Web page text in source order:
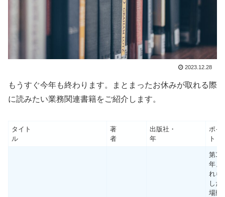
2023.12.28
もうすぐ今年も終わります。まとまったお休みが取れる際
に読みたい業務関連書籍をご紹介します。
タイト
ル
著
者
出版社・
年
ポイ
第1
年ま
れら
した
場動